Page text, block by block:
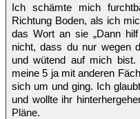
Ich schämte mich
Richtung Boden, als ich
das Wort an sie „Dann
nicht, dass du nur wegen
und wütend auf mich
meine 5 ja mit anderen
sich um und ging. Ich
und wollte ihr
Pläne.